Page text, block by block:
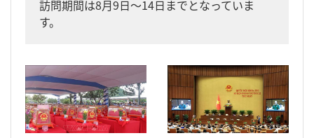
訪問期間は8月9日～14日までとなっていま
す。